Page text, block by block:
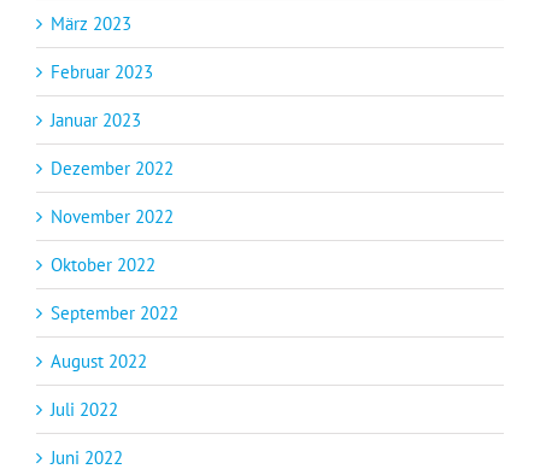
März 2023
Februar 2023
Januar 2023
Dezember 2022
November 2022
Oktober 2022
September 2022
August 2022
Juli 2022
Juni 2022